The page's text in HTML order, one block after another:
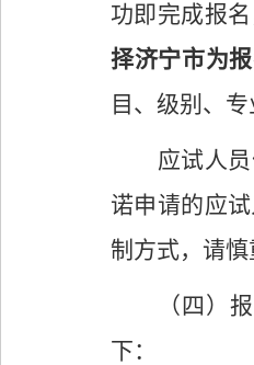
功即完成报名
择济宁市为
目、级别、
应试人
诺申请的应
制方式，请
（四）
下：